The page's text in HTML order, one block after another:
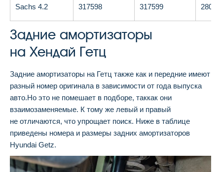
Sachs 4.2 317598 317599 2800
Задние амортизаторы
на Хендай Гетц
Задние амортизаторы на Гетц также как и передние имеют
разный номер оригинала в зависимости от года выпуска
авто.Но это не помешает в подборе, таккак они
взаимозаменяемые. К тому же левый и правый
не отличаются, что упрощает поиск. Ниже в таблице
приведены номера и размеры задних амортизаторов
Hyundai Getz.